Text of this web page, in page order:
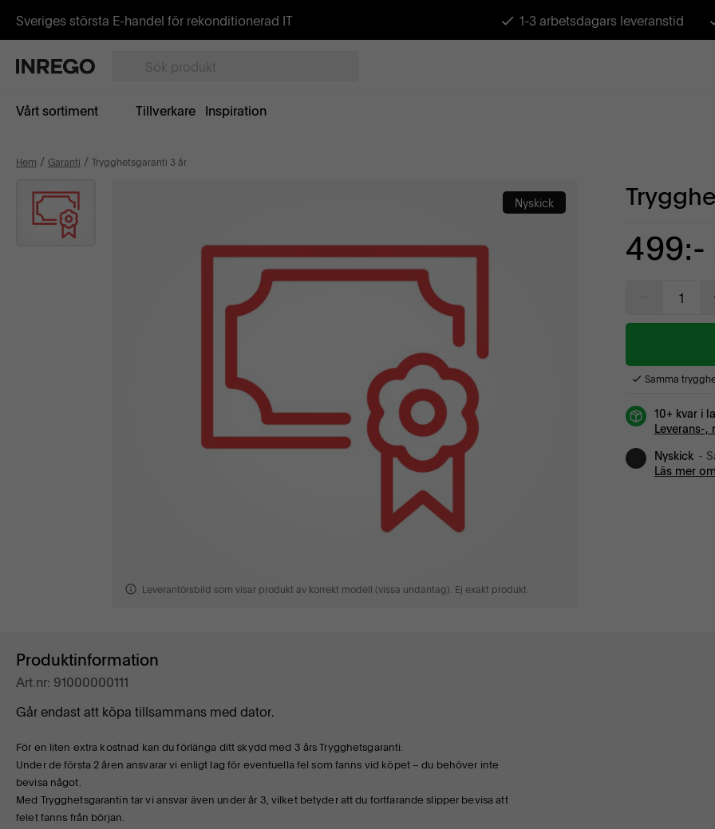
Sveriges största E-handel för rekonditionerad IT 1-3 arbetsdagars leveranstid
Vårt sortiment Tillverkare Inspiration
Hem Garanti Trygghetsgaranti 3 år
Nyskick
Leverantörsbild som visar produkt av korrekt modell (vissa undantag). Ej exakt produkt.
499:-
Samma
10+ kvar i
Leverans-,
Nyskick -
Läs mer
Produktinformation
Art.nr: 91000000111
Går endast att köpa tillsammans med dator.
För en liten extra kostnad kan du förlänga ditt skydd med 3 års Trygghetsgaranti.
Under de första 2 åren ansvarar vi enligt lag för eventuella fel som fanns vid köpet – du behöver inte
bevisa något.
Med Trygghetsgarantin tar vi ansvar även under år 3, vilket betyder att du fortfarande slipper bevisa att
felet fanns från början.